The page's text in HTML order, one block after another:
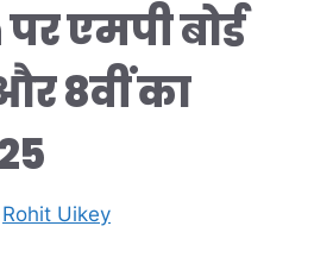
एमपी बोर्ड
8वीं का
Rohit Uikey